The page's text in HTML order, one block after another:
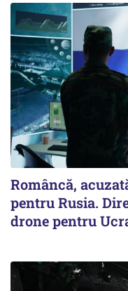
Româncă,
pentru Rusia.
drone pentru